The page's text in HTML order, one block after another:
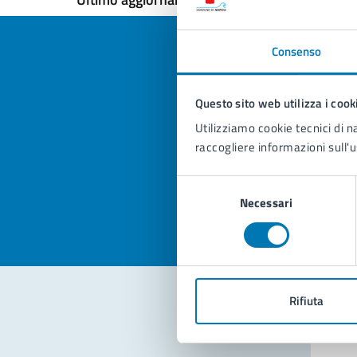
Consenso
Questo sito web utilizza i
Utilizziamo cookie tecnici di
raccogliere informazioni
Necessari
Rifiuta